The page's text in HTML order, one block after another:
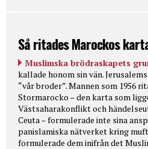
Så ritades Marockos
Muslimska brödraskapets
kallade honom sin vän.
“vår broder”. Mannen som 1956
Stormarocko – den karta som
Västsaharakonflikt och
Ceuta – formulerade inte sina
panislamiska nätverket kring
formulerade dem inifrån det